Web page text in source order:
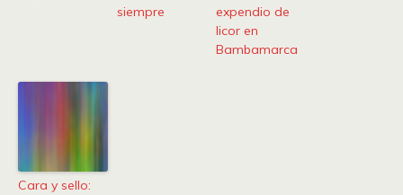
siempre
expendio de
licor en
Bambamarca
Cara y sello: